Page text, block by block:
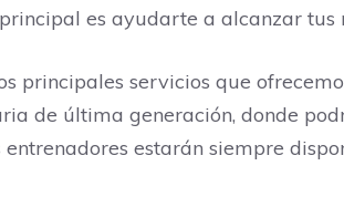
es ayudarte a alcanzar
principales servicios que
de última generación, donde
entrenadores estarán siempre